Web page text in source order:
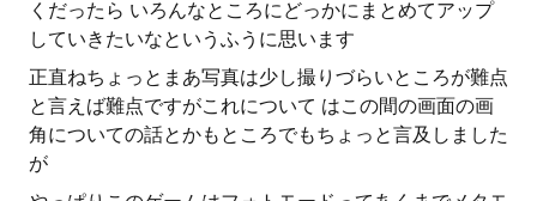
くだったら いろんなところにどっかにまとめてアップ
していきたいなというふうに思います
正直ねちょっとまあ写真は少し撮りづらいところが難点
と言えば難点ですがこれについて はこの間の画面の画
角についての話とかもところでもちょっと言及しました
が